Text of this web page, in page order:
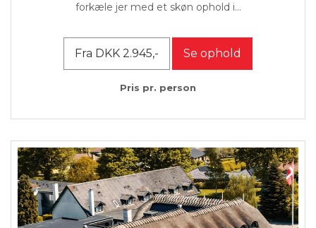
forkæle jer med et skøn ophold i...
Fra DKK 2.945,- Se ophold
Pris pr. person